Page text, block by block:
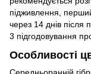
підживлення,
через 14 днів після
3 підгодовування
Особливості